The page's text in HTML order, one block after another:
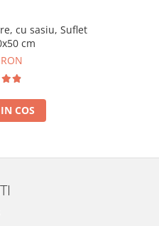
cu sasiu, Suflet
cm
COS